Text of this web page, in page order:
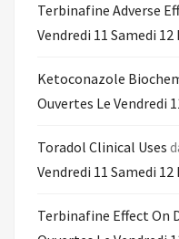
Terbinafine Adverse
Vendredi 11 Samedi
Ketoconazole
Ouvertes Le Vendredi
Toradol Clinical Uses
Vendredi 11 Samedi
Terbinafine Effect On